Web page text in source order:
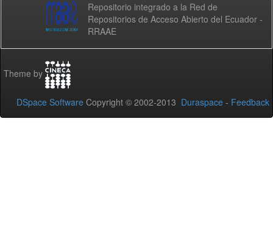
Repositorio integrado a la Red de
Repositorios de Acceso Abierto del Ecuador -
RRAAE
Theme by
DSpace Software Copyright © 2002-2013 Duraspace - Feedback